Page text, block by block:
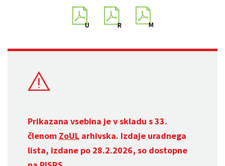
Prikazana vsebina je v skladu s 33.
členom ZoUL arhivska. Izdaje uradnega
lista, izdane po 28.2.2026, so dostopne